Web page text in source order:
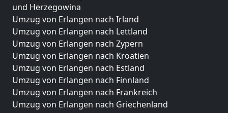
und Herzegowina
Umzug von Erlangen nach Irland
Umzug von Erlangen nach Lettland
Umzug von Erlangen nach Zypern
Umzug von Erlangen nach Kroatien
Umzug von Erlangen nach Estland
Umzug von Erlangen nach Finnland
Umzug von Erlangen nach Frankreich
Umzug von Erlangen nach Griechenland